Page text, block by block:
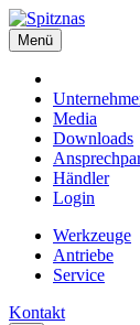
Menü
Media
Downloads
Händler
Login
Werkzeuge
Antriebe
Service
Kontakt